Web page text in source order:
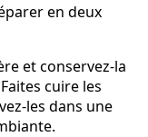
en deux
et conservez-la
cuire les
les dans une